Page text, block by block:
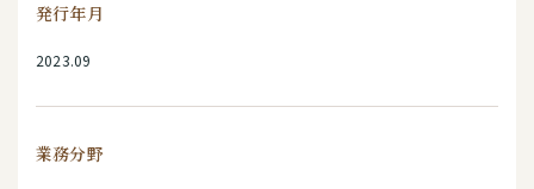
発行年月
2023.09
業務分野